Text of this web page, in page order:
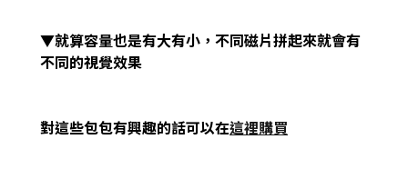
▼就算容量也是有大有小，不同磁片拼起來就會有
不同的視覺效果
對這些包包有興趣的話可以在這裡購買